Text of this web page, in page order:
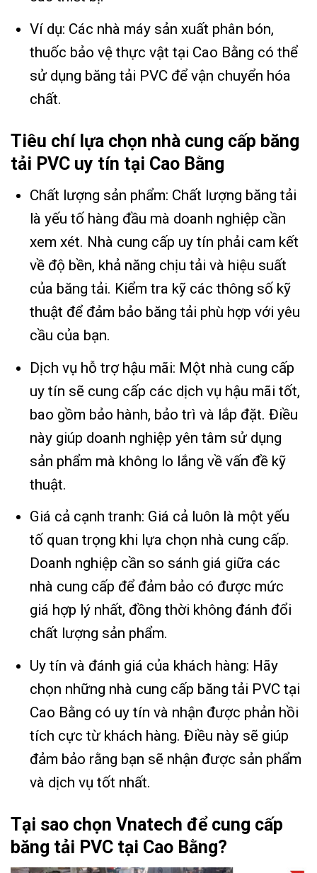
Ví dụ: Các nhà máy sản xuất phân bón,
thuốc bảo vệ thực vật tại Cao Bằng có thể
sử dụng băng tải PVC để vận chuyển hóa
chất.
Tiêu chí lựa chọn nhà cung cấp băng
tải PVC uy tín tại Cao Bằng
Chất lượng sản phẩm: Chất lượng băng tải
là yếu tố hàng đầu mà doanh nghiệp cần
xem xét. Nhà cung cấp uy tín phải cam kết
về độ bền, khả năng chịu tải và hiệu suất
của băng tải. Kiểm tra kỹ các thông số kỹ
thuật để đảm bảo băng tải phù hợp với yêu
cầu của bạn.
Dịch vụ hỗ trợ hậu mãi: Một nhà cung cấp
uy tín sẽ cung cấp các dịch vụ hậu mãi tốt,
bao gồm bảo hành, bảo trì và lắp đặt. Điều
này giúp doanh nghiệp yên tâm sử dụng
sản phẩm mà không lo lắng về vấn đề kỹ
thuật.
Giá cả cạnh tranh: Giá cả luôn là một yếu
tố quan trọng khi lựa chọn nhà cung cấp.
Doanh nghiệp cần so sánh giá giữa các
nhà cung cấp để đảm bảo có được mức
giá hợp lý nhất, đồng thời không đánh đổi
chất lượng sản phẩm.
Uy tín và đánh giá của khách hàng: Hãy
chọn những nhà cung cấp băng tải PVC tại
Cao Bằng có uy tín và nhận được phản hồi
tích cực từ khách hàng. Điều này sẽ giúp
đảm bảo rằng bạn sẽ nhận được sản phẩm
và dịch vụ tốt nhất.
Tại sao chọn Vnatech để cung cấp
băng tải PVC tại Cao Bằng?